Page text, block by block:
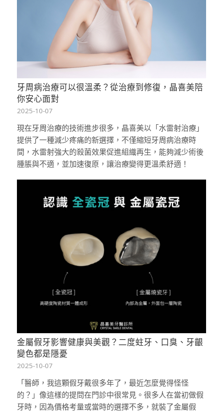
牙周病治療可以很溫柔？從治療到修復，晶喜美陪
你安心面對
2025-10-07
現在牙周治療的技術進步很多，晶喜美以「水雷射治療」
提供了一種減少疼痛的新選擇，不僅縮短牙周病治療時
間，水雷射強大的殺菌效果促進組織再生，能夠減少術後
腫脹與不適，並加速復原，讓治療變得更溫柔舒適！
金屬假牙影響健康與美觀？二度蛀牙、口臭、牙齦
變色都是隱憂
2025-10-07
「醫師，我這顆假牙戴很多年了，最近怎麼覺得怪怪
的？」像這樣的提問在門診中很常見。很多人在當初做假
牙時，因為價格考量或當時的選擇不多，就裝了金屬假